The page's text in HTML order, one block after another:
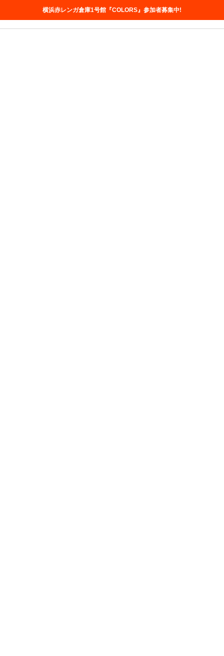
横浜赤レンガ倉庫1号館『COLORS』参加者募集中!